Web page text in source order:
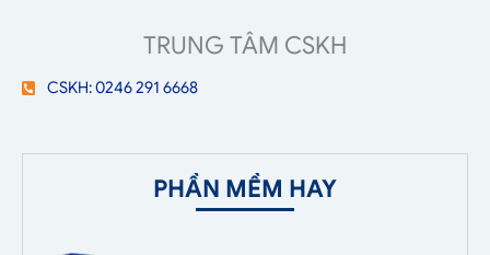
TRUNG TÂM CSKH
CSKH: 0246 291 6668
PHẦN MỀM HAY